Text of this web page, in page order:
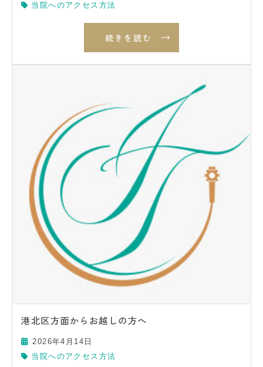
当院へのアクセス方法
続きを読む
港北区方面からお越しの方へ
2026年4月14日
当院へのアクセス方法